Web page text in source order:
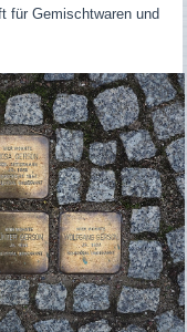
für Gemischtwaren und